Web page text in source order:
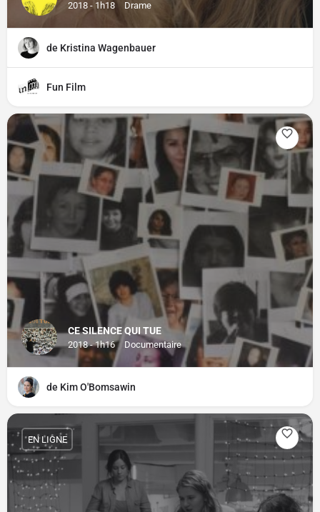
2018 - 1h18 Drame
de Kristina Wagenbauer
Fun Film
CE SILENCE QUI TUE
2018 - 1h16 Documentaire
de Kim O'Bomsawin
EN LIGNE